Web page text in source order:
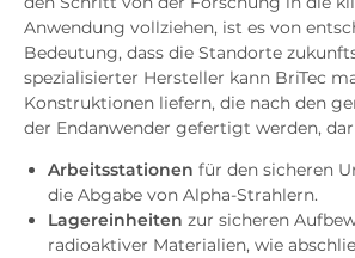
Anwendung vollziehen, ist es von
Bedeutung, dass die Standorte
spezialisierter Hersteller kann BriTec
Konstruktionen liefern, die nach den
der Endanwender gefertigt werden,
Arbeitsstationen für den sicheren
die Abgabe von Alpha-Strahlern.
Lagereinheiten zur sicheren
radioaktiver Materialien, wie